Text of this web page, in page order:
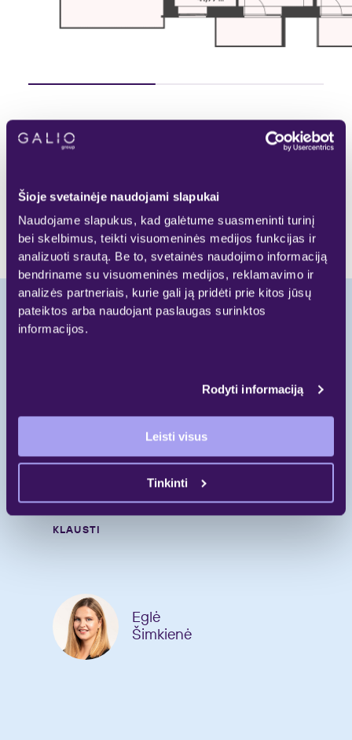
Šioje svetainėje naudojami slapukai
Naudojame slapukus, kad galėtume suasmeninti turinį
bei skelbimus, teikti visuomeninės medijos funkcijas ir
analizuoti srautą. Be to, svetainės naudojimo informaciją
bendriname su visuomeninės medijos, reklamavimo ir
analizės partneriais, kurie gali ją pridėti prie kitos jūsų
pateiktos arba naudojant paslaugas surinktos
informacijos.
Rodyti informaciją
Leisti visus
Tinkinti
Pasirinktas
Parduotas
gyvenimui@galio.lt
KLAUSTI
Eglė
Šimkienė